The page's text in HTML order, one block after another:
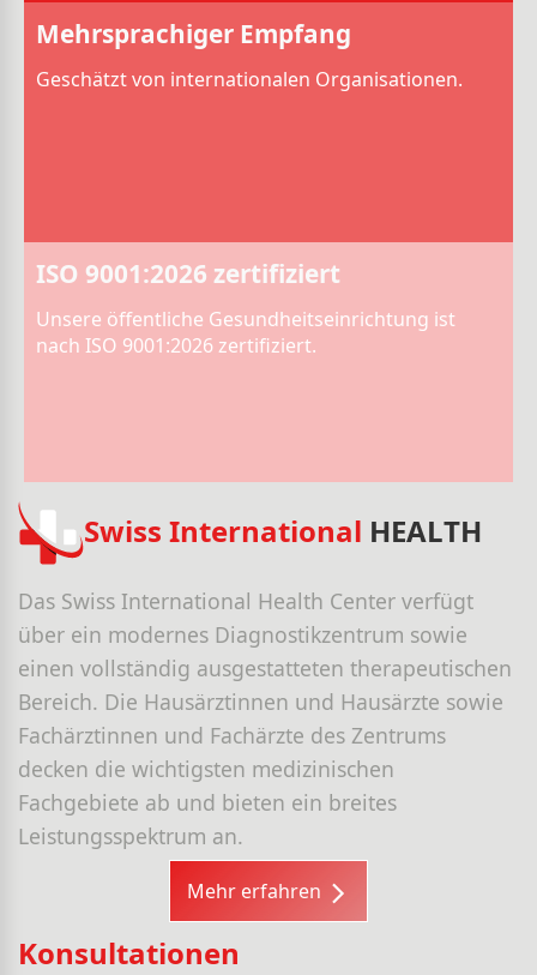
Mehrsprachiger Empfang
Geschätzt von internationalen Organisationen.
ISO 9001:2026 zertifiziert
Unsere öffentliche Gesundheitseinrichtung ist
nach ISO 9001:2026 zertifiziert.
Swiss International HEALTH
Das Swiss International Health Center verfügt
über ein modernes Diagnostikzentrum sowie
einen vollständig ausgestatteten therapeutischen
Bereich. Die Hausärztinnen und Hausärzte sowie
Fachärztinnen und Fachärzte des Zentrums
decken die wichtigsten medizinischen
Fachgebiete ab und bieten ein breites
Leistungsspektrum an.
Mehr erfahren
Konsultationen